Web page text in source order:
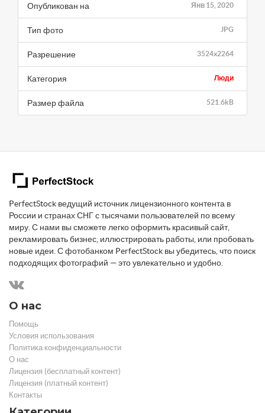
Янв 15, 2020
Опубликован на
JPG
Тип фото
3524x2264
Разрешение
Люди
Категория
521.6kB
Размер файла
PerfectStock ведущий источник лицензионного контента в
России и странах СНГ с тысячами пользователей по всему
миру. С нами вы сможете легко оформить красивый сайт,
рекламировать бизнес, иллюстрировать работы, или пробовать
новые идеи. С фотобанком PerfectStock вы убедитесь, что поиск
подходящих фотографий — это увлекательно и удобно.
О нас
Помощь
Условия использования
Политика конфиденциальности
О нас
Лицензия (бесплатный контент)
Лицензия (платный контент)
Контакты